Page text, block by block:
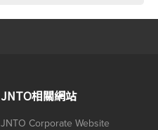
JNTO相關網站
JNTO Corporate Website